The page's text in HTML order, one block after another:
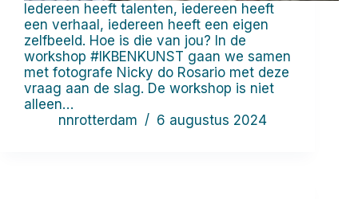
Iedereen heeft talenten, iedereen heeft
een verhaal, iedereen heeft een eigen
zelfbeeld. Hoe is die van jou? In de
workshop #IKBENKUNST gaan we samen
met fotografe Nicky do Rosario met deze
vraag aan de slag. De workshop is niet
alleen…
nnrotterdam
6 augustus 2024